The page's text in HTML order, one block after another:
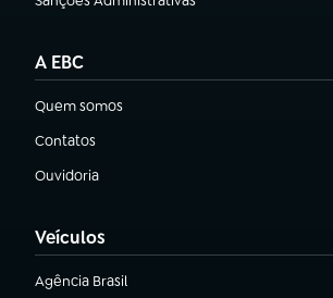
(abre em nova aba)
A EBC
Quem somos
(abre em nova aba)
Contatos
(abre em nova aba)
Ouvidoria
(abre em nova aba)
Veículos
Agência Brasil
(abre em nova aba)